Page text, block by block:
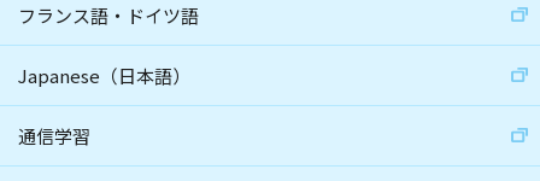
フランス語・ドイツ語
Japanese（日本語）
通信学習